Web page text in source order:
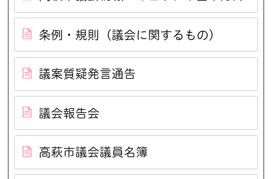
条例・規則（議会に関するもの）
議案質疑発言通告
議会報告会
高萩市議会議員名簿